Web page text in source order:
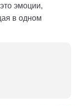
эмоции,
в одном